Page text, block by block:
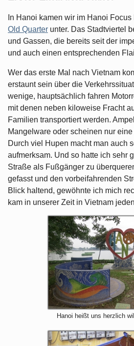
In Hanoi kamen wir im Hanoi Focus
Old Quarter unter. Das Stadtviertel
und Gassen, die bereits seit der
und auch einen entsprechenden
Wer das erste Mal nach Vietnam
erstaunt sein über die
wenige, hauptsächlich fahren
mit denen neben kiloweise Fracht
Familien transportiert werden.
Mangelware oder scheinen nur
Durch viel Hupen macht man auch
aufmerksam. Und so hatte ich sehr
Straße als Fußgänger zu
gefasst und den vorbeifahrenden
Blick haltend, gewöhnte ich mich
kam in unserer Zeit in Vietnam
Hanoi heißt uns herzlich